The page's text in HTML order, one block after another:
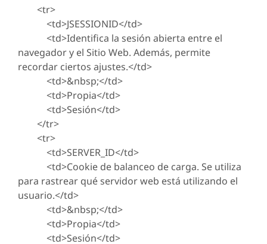
<tr>
<td>JSESSIONID</td>
<td>Identifica la sesión abierta entre el
navegador y el Sitio Web. Además, permite
recordar ciertos ajustes.</td>
<td>&nbsp;</td>
<td>Propia</td>
<td>Sesión</td>
</tr>
<tr>
<td>SERVER_ID</td>
<td>Cookie de balanceo de carga. Se utiliza
para rastrear qué servidor web está utilizando el
usuario.</td>
<td>&nbsp;</td>
<td>Propia</td>
<td>Sesión</td>